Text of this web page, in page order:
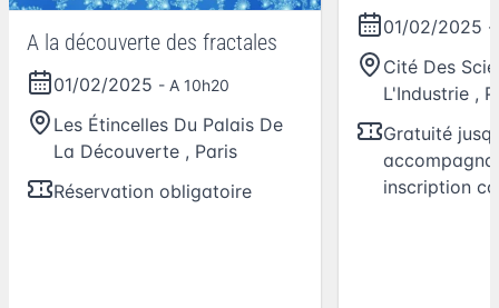
A la découverte des fractales
01/02/2025 - A 10h20
Les Étincelles Du Palais De
La Découverte , Paris
Réservation obligatoire
01/02/2025 -
Cité Des
L'Industrie ,
Gratuité
inscription